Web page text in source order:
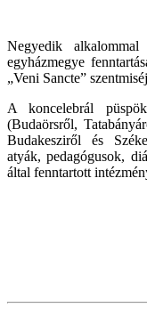
Negyedik alkalommal
egyházmegye
„Veni Sancte”
A koncelebrál
(Budaörsről,
Budakesziről és
atyák, pedagógusok,
által fenntartott